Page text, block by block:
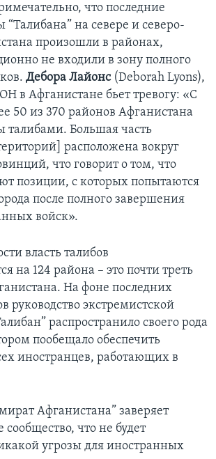
что последние
на севере и северо-
произошли в районах,
не входили в зону полного
Дебора Лайонс (Deborah Lyons),
в Афганистане бьет тревогу: «С
50 из 370 районов Афганистана
талибами. Большaя часть
расположена вокруг
что говорит о том, что
позиции, с которых попытаются
после полного завершения
войск».
власть талибов
на 124 района – это почти треть
На фоне последних
руководство экстремистской
распространило своего рода
пообещало обеспечить
иностранцев, работающих в
Афганистана” заверяет
что не будет
угрозы для иностранных